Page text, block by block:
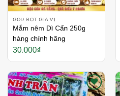
GÓI/ BỘT GIA VỊ
Mắm nêm Dì Cẩn 250g
hàng chính hãng
30.000₫